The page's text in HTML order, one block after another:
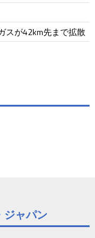
スが42km先まで拡散
ジャパン